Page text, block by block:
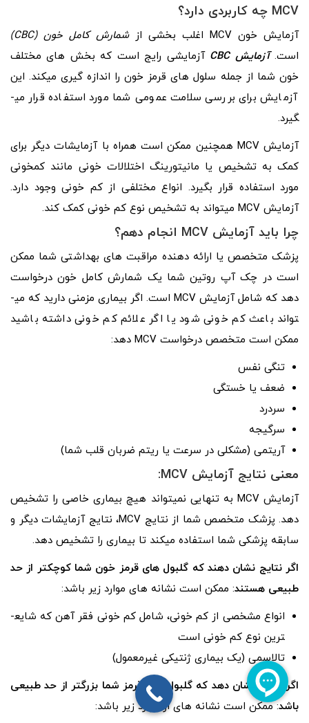
MCV چه کاربردی دارد؟
آزمایش خون MCV اغلب بخشی از
شمارش کامل خون (CBC)
است.آزمایش CBC
آزمایشی رایج است که بخش­ های مختلف
خون شما از جمله سلول­ های قرمز خون را اندازه­ گیری می­کند. این
آزمایش برای بررسی سلامت عمومی شما مورد استفاده قرار می­
گیرد.
آزمایش MCV همچنین ممکن است همراه با آزمایشات دیگر برای
کمک به تشخیص یا مانیتورینگ اختلالات خونی مانند کم­خونی
مورد استفاده قرار بگیرد. انواع مختلفی از کم­ خونی وجود دارد.
آزمایش MCV می­تواند به تشخیص نوع کم­ خونی کمک کند.
چرا باید آزمایش MCV انجام دهم؟
پزشک متخصص یا ارائه دهنده مراقبت ­های بهداشتی شما ممکن
است در چک آپ روتین شما یک شمارش کامل خون درخواست
دهد که شامل آزمایش MCV است. اگر بیماری مزمنی دارید که می­
تواند باعث کم­ خونی شود یا اگر علائم کم­ خونی داشته باشید
ممکن است متخصص درخواست MCV دهد:
تنگی نفس
ضعف یا خستگی
سردرد
سرگیجه
آریتمی (مشکلی در سرعت یا ریتم ضربان قلب شما)
معنی نتایج آزمایش MCV:
آزمایش MCV به تنهایی نمی­تواند هیچ بیماری خاصی را تشخیص
دهد. پزشک متخصص شما از نتایج MCV، نتایج آزمایشات دیگر و
سابقه پزشکی شما استفاده میکند تا بیماری را تشخیص دهد.
اگر نتایج نشان دهند که گلبول­ های قرمز خون شما کوچکتر از حد
طبیعی هستند: ممکن است نشانه­ های موارد زیر باشد:
انواع مشخصی از کم­ خونی، شامل کم­ خونی فقر آهن که شایع­
ترین نوع کم­ خونی است
تالاسمی (یک بیماری ژنتیکی غیرمعمول)
اگر نتایج نشان دهد که گلبول ­های قرمز شما بزرگتر از حد طبیعی
باشد: ممکن است نشانه ­های از موارد زیر باشد: